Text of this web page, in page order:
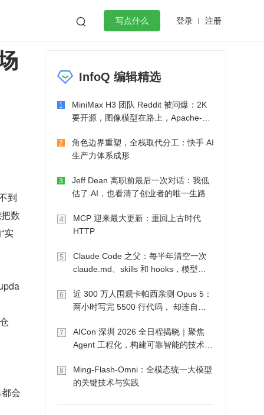
 写点什么 登录 注册
工作
微服务架构 flutter
到
数
实
会
InfoQ 编辑精选
1
MiniMax H3 团队 Reddit 被问爆：2K
要开源，图像模型在路上，Apache-2.0
2
角色边界重塑，全栈取代分工：快手 AI
生产力体系成形
3
Jeff Dean 离职前最后一次对话：我低
估了 AI，也看清了创业者的唯一生路
4
MCP 迎来最大更新：重回上古时代
HTTP
5
Claude Code 之父：每半年清空一次
claude.md、skills 和 hooks，模型自
6
近 300 万人围观卡帕西亲测 Opus 5：
两小时写完 5500 行代码， 却连自己
7
AICon 深圳 2026 全日程揭晓｜聚焦
Agent 工程化，构建可靠智能的技术路
8
Ming-Flash-Omni：全模态统一大模型
的关键技术与实践